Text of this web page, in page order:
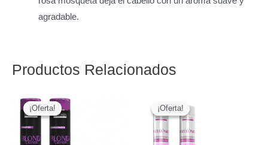
agradable.
Productos Relacionados
¡Oferta!
¡Oferta! ¡Oferta!
¡Oferta!